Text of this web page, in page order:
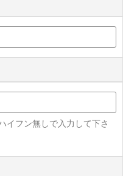
フン無しで入力して下さ